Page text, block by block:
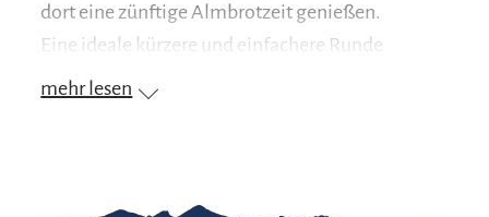
dort eine zünftige Almbrotzeit genießen.
Eine ideale kürzere und einfachere Runde
mehr lesen